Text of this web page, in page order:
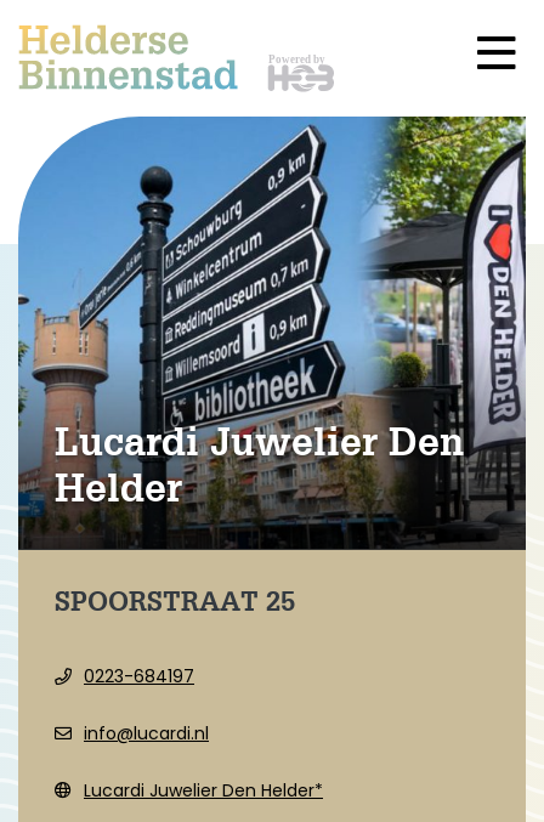
Lucardi Juwelier Den
Helder
SPOORSTRAAT 25
0223-684197
info@lucardi.nl
Lucardi Juwelier Den Helder*